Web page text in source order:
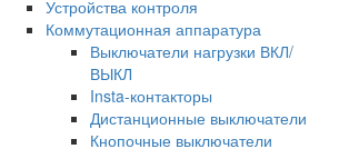
Устройства контроля
Коммутационная аппаратура
Выключатели нагрузки ВКЛ/
ВЫКЛ
Insta-контакторы
Дистанционные выключатели
Кнопочные выключатели